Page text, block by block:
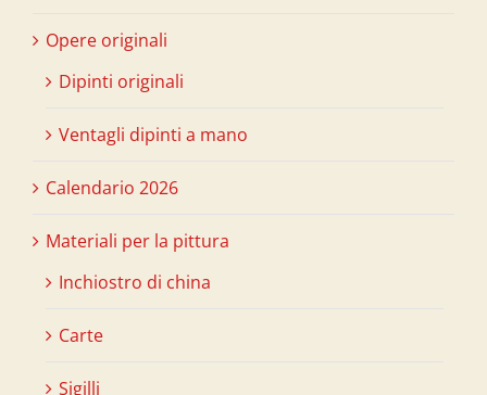
Opere originali
Dipinti originali
Ventagli dipinti a mano
Calendario 2026
Materiali per la pittura
Inchiostro di china
Carte
Sigilli